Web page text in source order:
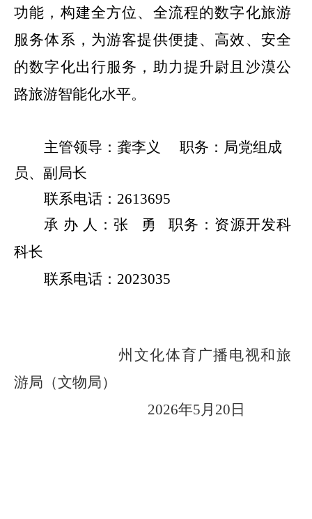
功能，构建全方位、全流程的数字化旅游
服务体系，为游客提供便捷、高效、安全
的数字化出行服务，助力提升尉且沙漠公
路旅游智能化水平。
主管领导： 龚李义
职务：局党组成
员、副局长
联系电话： 2613695
承 办 人：张 勇
职务：资源开发科
科长
联系电话： 2023035
州文化体育广播电视和旅
游局（文物局）
2026年5月 20 日